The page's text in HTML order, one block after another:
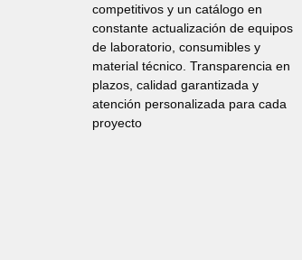
competitivos y un catálogo en
constante actualización de equipos
de laboratorio, consumibles y
material técnico. Transparencia en
plazos, calidad garantizada y
atención personalizada para cada
proyecto